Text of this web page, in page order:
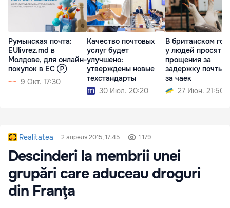
Румынская почта:
EUlivrez.md в
Молдове, для онлайн-
покупок в ЕС Ⓟ
9 Окт. 17:30
Качество почтовых
услуг будет
улучшено:
утверждены новые
техстандарты
30 Июл. 20:20
В британском
у людей просят
прощения за
задержку почты
за чаек
27 Июн. 21:50
Realitatea 2 апреля 2015, 17:45 1 179
Descinderi la membrii unei
grupări care aduceau droguri
din Franţa